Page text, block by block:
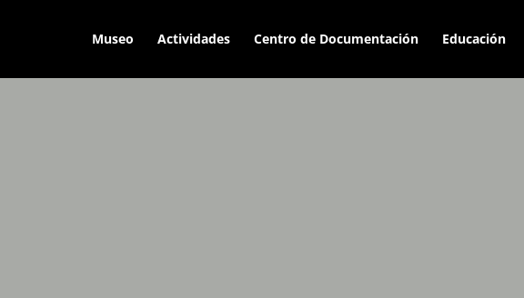
Museo Actividades Centro de Documentación Educación